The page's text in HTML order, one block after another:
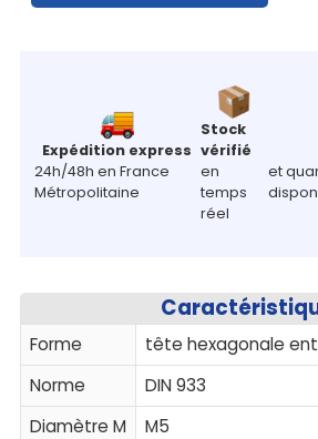
Expédition express
24h/48h en France
Métropolitaine
Stock
vérifié
en
temps
réel
et
Forme
tête hexagonale
Norme
DIN 933
Diamètre M
M5